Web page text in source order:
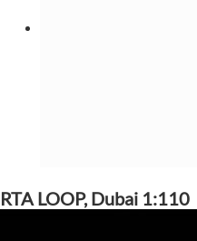
RTA LOOP, Dubai 1:110